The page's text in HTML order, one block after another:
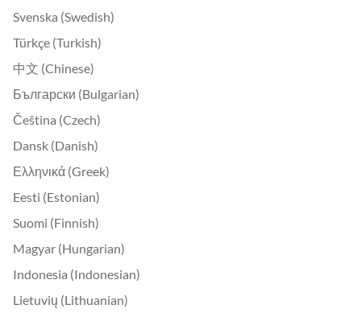
Svenska (Swedish)
Türkçe (Turkish)
中文 (Chinese)
Български (Bulgarian)
Čeština (Czech)
Dansk (Danish)
Ελληνικά (Greek)
Eesti (Estonian)
Suomi (Finnish)
Magyar (Hungarian)
Indonesia (Indonesian)
Lietuvių (Lithuanian)